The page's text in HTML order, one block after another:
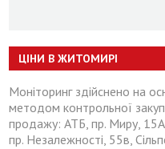
ЦІНИ В ЖИТОМИРІ
Моніторинг здійснено на
методом контрольної
продажу: АТБ, пр. Миру,
пр. Незалежності, 55в,